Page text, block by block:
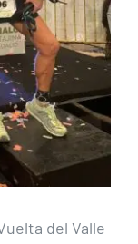
del Valle